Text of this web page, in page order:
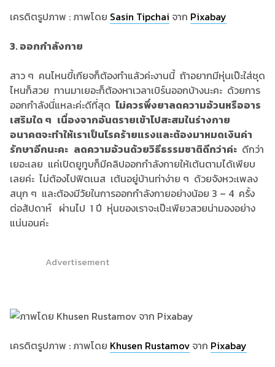
เครดิตรูปภาพ : ภาพโดย Sasin Tipchai จาก Pixabay
3. ออกกำลังกาย
สาว ๆ คนไหนขี้เกียจก็ต้องทำแล้วค่ะงานนี้ ถ้าอยากมีหุ่นเป๊ะใส่ชุด
ไหนก็สวย ทานมาเยอะก็ต้องหาเวลาเบิร์นออกบ้างนะคะ ด้วยการ
ออกกำลังนี่แหละค่ะดีที่สุด ไม่ควรพึ่งยาลดความอ้วนหรืออาร
เสริมใด ๆ เนื่องจากอันตรายเข้าไปสะสมในร่างกาย
อนาคตจะทำให้เราเป็นโรคร้ายแรงและต้องมาหมดเงินค่า
รักษาอีกนะคะ ลดความอ้วนด้วยวิธีธรรมชาติดีกว่าค่ะ ดีกว่า
เยอะเลย แค่เปิดยูทูบก็มีคลิปออกกำลังกายให้เต้นตามได้เพียบ
เลยค่ะ ไม่ต้องไปฟิตเนส เต้นอยู่บ้านท่าง่าย ๆ ด้วยจังหวะเพลง
สนุก ๆ และต้องมีวัยในการออกกำลังกายอย่างน้อย 3 – 4 ครั้ง
ต่อสัปดาห์ ผ่านไป 1 ปี หุ่นของเราจะเป๊ะเพียวสวยน่ามองอย่าง
แน่นอนค่ะ
Advertisement
เครดิตรูปภาพ : ภาพโดย Khusen Rustamovจาก Pixabay